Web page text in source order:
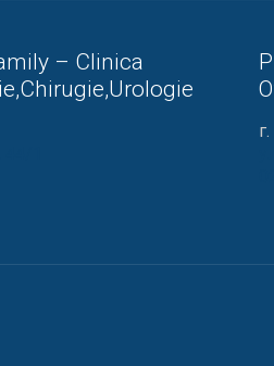
– Clinica